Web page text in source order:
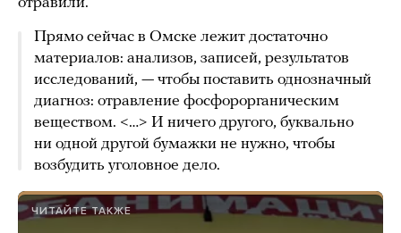
Прямо сейчас в Омске лежит достаточно
материалов: анализов, записей, результатов
исследований, — чтобы поставить однозначный
диагноз: отравление фосфорорганическим
веществом. <…> И ничего другого, буквально
ни одной другой бумажки не нужно, чтобы
возбудить уголовное дело.
ЧИТАЙТЕ ТАКЖЕ